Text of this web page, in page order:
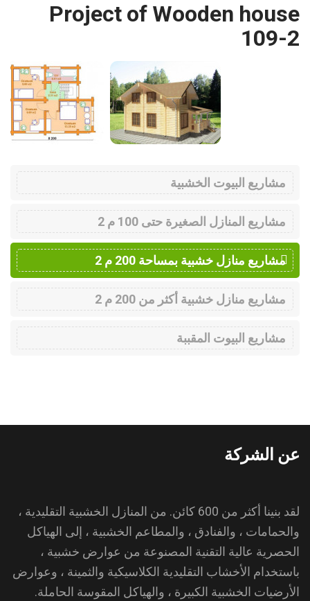
Project of Wooden house
109-2
مشاريع البيوت الخشبية
مشاريع المنازل الصغيرة حتى 100 م 2
مشاريع منازل خشبية بمساحة 200 م 2
مشاريع منازل خشبية أكثر من 200 م 2
مشاريع البيوت المقببة
عن الشركة
لقد بنينا أكثر من 600 كائن. من المنازل الخشبية التقليدية ،
والحمامات ، والفنادق ، والمطاعم الخشبية ، إلى الهياكل
الحصرية عالية التقنية المصنوعة من عوارض خشبية ،
باستخدام الأخشاب التقليدية الكلاسيكية والثمينة ، وعوارض
الأرضيات الخشبية الكبيرة ، والهياكل المقوسة الحاملة.